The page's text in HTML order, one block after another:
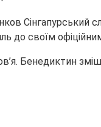
Сінгапурський
до своїм
Бенедиктин